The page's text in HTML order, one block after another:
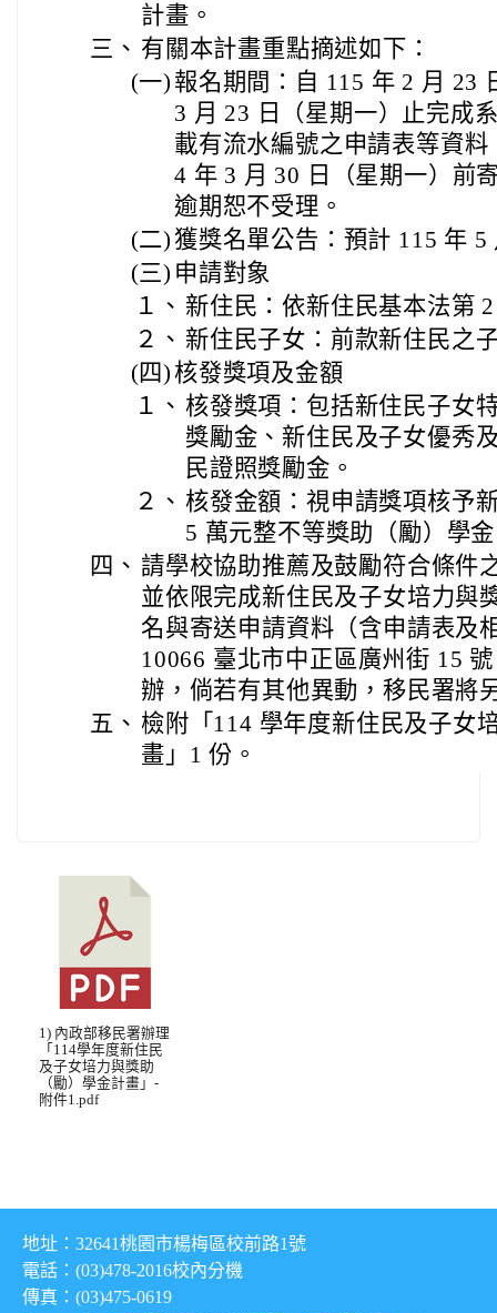
計畫。
三、 有關本計畫重點摘述如下：
(一) 報名期間：自 115 年 2 月 23
3 月 23 日（星期一）止完成
載有流水編號之申請表等資
4 年 3 月 30 日（星期一）前
逾期恕不受理。
(二) 獲獎名單公告：預計 115 年 5
(三) 申請對象
１、 新住民：依新住民基本法第
２、 新住民子女：前款新住民之
(四)核發獎項及金額
１、 核發獎項：包括新住民子女
獎勵金、新住民及子女優秀
民證照獎勵金。
２、 核發金額：視申請獎項核予
5 萬元整不等獎助（勵）學
四、 請學校協助推薦及鼓勵符合條件
並依限完成新住民及子女培力與
名與寄送申請資料（含申請表及
10066 臺北市中正區廣州街 15
辦，倘若有其他異動，移民署將
五、 檢附「114 學年度新住民及子女
畫」1 份。
1) 內政部移民署辦理
「114學年度新住民
及子女培力與獎助
（勵）學金計畫」-
附件1.pdf
地址：32641桃園市楊梅區校前路1號
電話：(03)478-2016校內分機
傳真：(03)475-0619